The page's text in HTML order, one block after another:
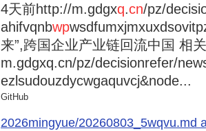
4天前http://m.gdgxq.cn/pz/
ahifvqnbwp
来”,跨国企业产业链回流中国 相
m.gdgxq.cn/pz/decisionrefer/
ezlsudouzdycwgaquvcj&node...
GitHub
2026mingyue/20260803_5wqvu.md